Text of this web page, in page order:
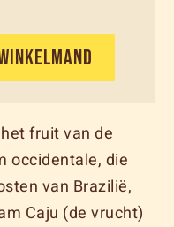
fruit van de
occidentale, die
van Brazilië,
Caju (de vrucht)